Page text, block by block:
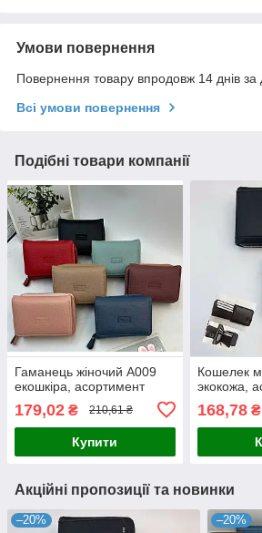
Умови повернення
Повернення товару впродовж 14 днів за
Всі умови повернення
Подібні товари компанії
Гаманець жіночий А009
екошкіра, асортимент
179,02 ₴ 210,61 ₴
Купити
Кошелек
экокожа,
168,78₴
Акційні пропозиції та новинки
–20% –20%